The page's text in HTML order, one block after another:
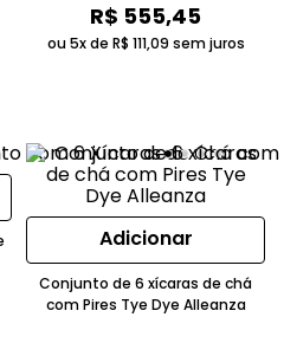
R$ 555,45
ou 5x de R$ 111,09 sem juros
Adicionar
Conjunto de 6 xícaras de chá
com Pires Tye Dye Alleanza